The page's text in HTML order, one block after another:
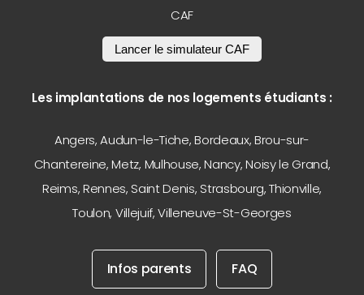
CAF
Lancer le simulateur CAF
Les implantations de nos logements étudiants :
Angers,Audun-le-Tiche,Bordeaux,Brou-sur-
Chantereine,Metz, Mulhouse,Nancy,Noisy le Grand,
Reims,Rennes, Saint Denis, Strasbourg,Thionville,
Toulon, Villejuif,Villeneuve-St-Georges
Infos parents FAQ